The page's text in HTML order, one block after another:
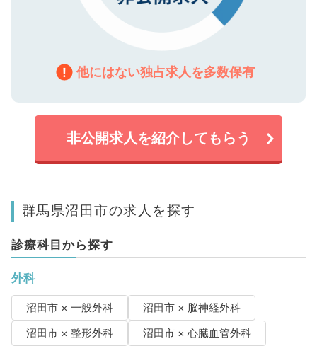
他にはない独占求人を多数保有
非公開求人を紹介してもらう
群馬県沼田市の求人を探す
診療科目から探す
外科
沼田市 × 一般外科
沼田市 × 脳神経外科
沼田市 × 整形外科
沼田市 × 心臓血管外科